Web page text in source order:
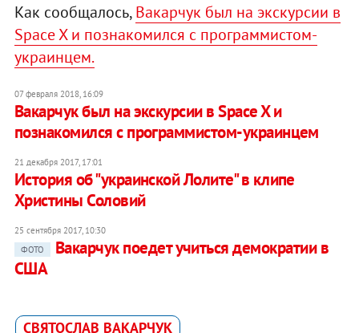
Как сообщалось,Вакарчук был на экскурсии в
Space X и познакомился с программистом-
украинцем.
07 февраля 2018, 16:09
Вакарчук был на экскурсии в Space X и
познакомился с программистом-украинцем
21 декабря 2017, 17:01
История об "украинской Лолите" в клипе
Христины Соловий
25 сентября 2017, 10:30
ФОТО
Вакарчук поедет учиться демократии в
США
СВЯТОСЛАВ ВАКАРЧУК